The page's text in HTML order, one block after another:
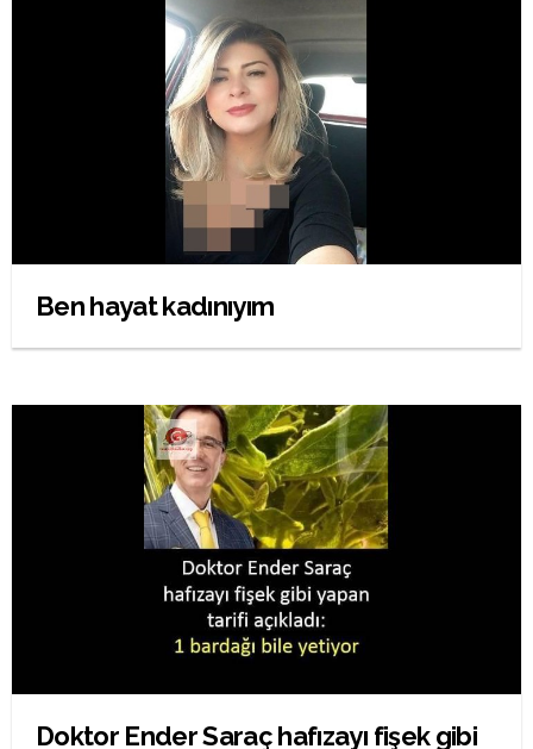
Ben hayat kadınıyım
Doktor Ender Saraç hafızayı fişek gibi